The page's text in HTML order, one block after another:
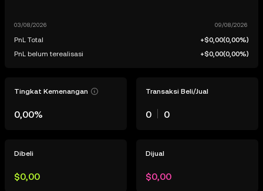
PnL Total +$0,00(0,00%)
PnL belum terealisasi
+$0,00(0,00%)
Tingkat Kemenangan
0,00%
Transaksi Beli/Jual
0 0
Dibeli
$0,00
Dijual
$0,00